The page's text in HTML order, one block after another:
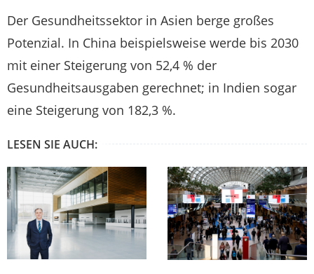
Der Gesundheitssektor in Asien berge großes
Potenzial. In China beispielsweise werde bis 2030
mit einer Steigerung von 52,4 % der
Gesundheitsausgaben gerechnet; in Indien sogar
eine Steigerung von 182,3 %.
LESEN SIE AUCH: